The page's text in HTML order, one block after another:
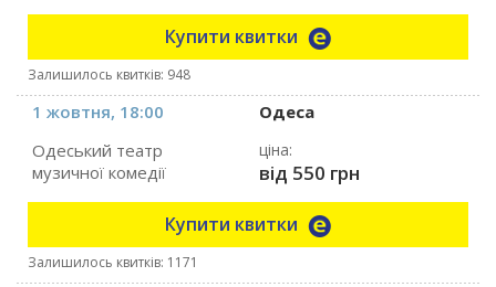
Купити квитки
Залишилось квитків: 948
1 жовтня, 18:00
Одеса
Одеський театр
музичної комедії
ціна:
від 550 грн
Купити квитки
Залишилось квитків: 1171